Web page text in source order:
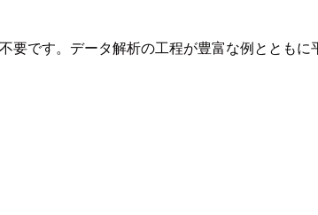
です。データ解析の工程が豊富な例ととも